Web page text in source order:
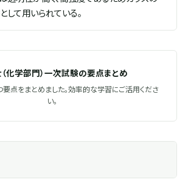
して用いられている。
化学部門）一次試験の要点まとめ
点をまとめました。効率的な学習にご活用くださ
い。